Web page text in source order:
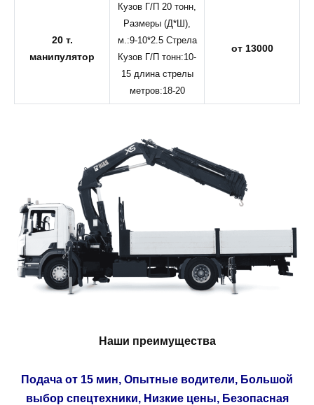
20 т.
манипулятор
Кузов Г/П 20 тонн,
Размеры (Д*Ш),
м.:9-10*2.5 Стрела
Кузов Г/П тонн:10-
15 длина стрелы
метров:18-20
от 13000
Наши преимущества
Подача от 15 мин, Опытные водители, Большой
выбор спецтехники, Низкие цены, Безопасная